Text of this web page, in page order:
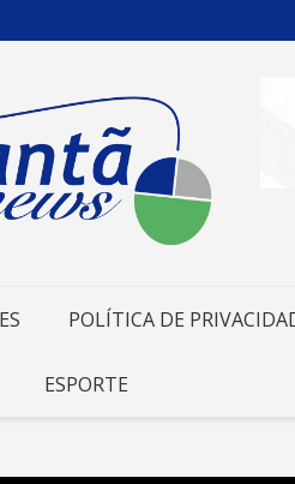
POLÍTICA DE
ESPORTE